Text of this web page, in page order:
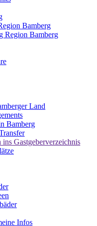
Bamberg
Region Bamberg
Land
Bamberg
ins Gastgeberverzeichnis
Infos